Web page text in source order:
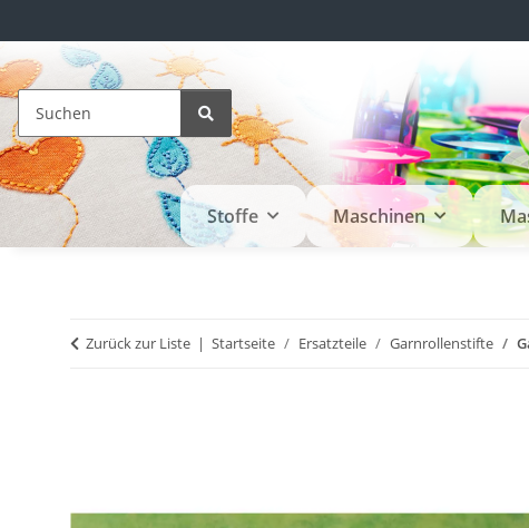
Stoffe Maschinen
Zurück zur Liste Startseite Ersatzteile Garnrollenstifte